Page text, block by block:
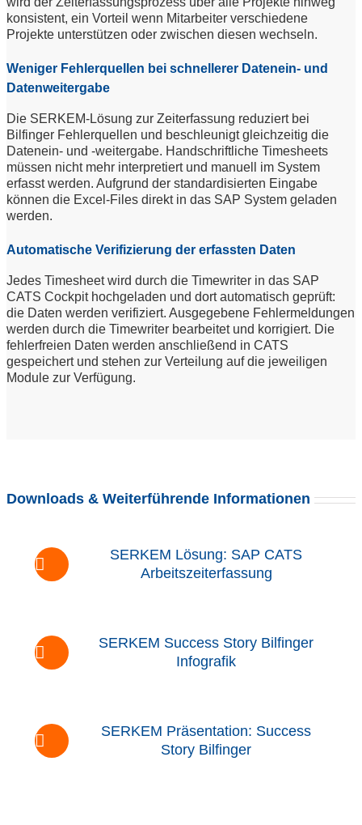
konsistent, ein Vorteil wenn Mitarbeiter verschiedene
Projekte unterstützen oder zwischen diesen wechseln.
Weniger Fehlerquellen bei schnellerer Datenein- und
Datenweitergabe
Die SERKEM-Lösung zur Zeiterfassung reduziert bei
Bilfinger Fehlerquellen und beschleunigt gleichzeitig die
Datenein- und -weitergabe. Handschriftliche Timesheets
müssen nicht mehr interpretiert und manuell im System
erfasst werden. Aufgrund der standardisierten Eingabe
können die Excel-Files direkt in das SAP System geladen
werden.
Automatische Verifizierung der erfassten Daten
Jedes Timesheet wird durch die Timewriter in das SAP
CATS Cockpit hochgeladen und dort automatisch geprüft:
die Daten werden verifiziert. Ausgegebene Fehlermeldungen
werden durch die Timewriter bearbeitet und korrigiert. Die
fehlerfreien Daten werden anschließend in CATS
gespeichert und stehen zur Verteilung auf die jeweiligen
Module zur Verfügung.
Downloads & Weiterführende Informationen
SERKEM Lösung: SAP CATS
Arbeitszeiterfassung
SERKEM Success Story Bilfinger
Infografik
SERKEM Präsentation: Success
Story Bilfinger